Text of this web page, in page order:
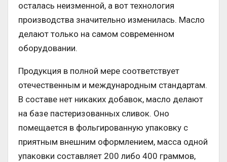
осталась неизменной, а вот технология
производства значительно изменилась. Масло
делают только на самом современном
оборудовании.
Продукция в полной мере соответствует
отечественным и международным стандартам.
В составе нет никаких добавок, масло делают
на базе пастеризованных сливок. Оно
помещается в фольгированную упаковку с
приятным внешним оформлением, масса одной
упаковки составляет 200 либо 400 граммов,